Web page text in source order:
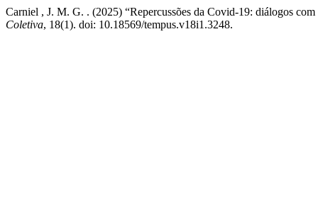
Carniel , J. M. G. . (2025) “Repercussões da Covid-19: diálogos
Coletiva, 18(1). doi: 10.18569/tempus.v18i1.3248.